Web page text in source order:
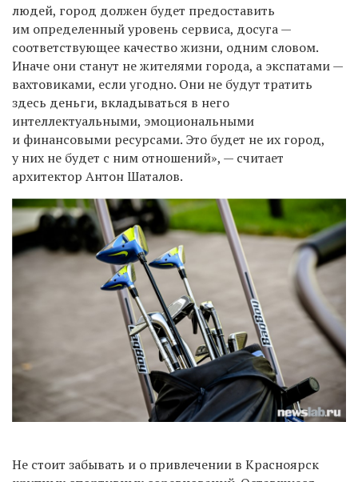
людей, город должен будет предоставить
им определенный уровень сервиса, досуга —
соответствующее качество жизни, одним словом.
Иначе они станут не жителями города, а экспатами —
вахтовиками, если угодно. Они не будут тратить
здесь деньги, вкладываться в него
интеллектуальными, эмоциональными
и финансовыми ресурсами. Это будет не их город,
у них не будет с ним отношений», — считает
архитектор Антон Шаталов.
Не стоит забывать и о привлечении в Красноярск